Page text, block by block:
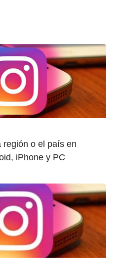
región o el país en
iPhone y PC